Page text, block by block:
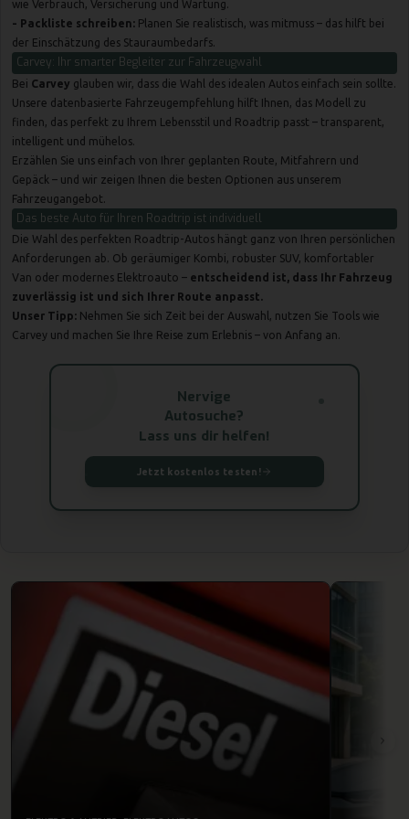
wie Verbrauch, Versicherung und Wartung.
- Packliste schreiben: Planen Sie realistisch, was mitmuss – das hilft bei
der Einschätzung des Stauraumbedarfs.
Carvey: Ihr smarter Begleiter zur Fahrzeugwahl
Bei Carvey glauben wir, dass die Wahl des idealen Autos einfach sein sollte.
Unsere datenbasierte Fahrzeugempfehlung hilft Ihnen, das Modell zu
finden, das perfekt zu Ihrem Lebensstil und Roadtrip passt – transparent,
intelligent und mühelos.
Erzählen Sie uns einfach von Ihrer geplanten Route, Mitfahrern und
Gepäck – und wir zeigen Ihnen die besten Optionen aus unserem
Fahrzeugangebot.
Das beste Auto für Ihren Roadtrip ist individuell
Die Wahl des perfekten Roadtrip-Autos hängt ganz von Ihren persönlichen
Anforderungen ab. Ob geräumiger Kombi, robuster SUV, komfortabler
Van oder modernes Elektroauto – entscheidend ist, dass Ihr Fahrzeug
zuverlässig ist und sich Ihrer Route anpasst.
Unser Tipp: Nehmen Sie sich Zeit bei der Auswahl, nutzen Sie Tools wie
Carvey und machen Sie Ihre Reise zum Erlebnis – von Anfang an.
Nervige
Autosuche?
Lass uns dir helfen!
Jetzt kostenlos testen!